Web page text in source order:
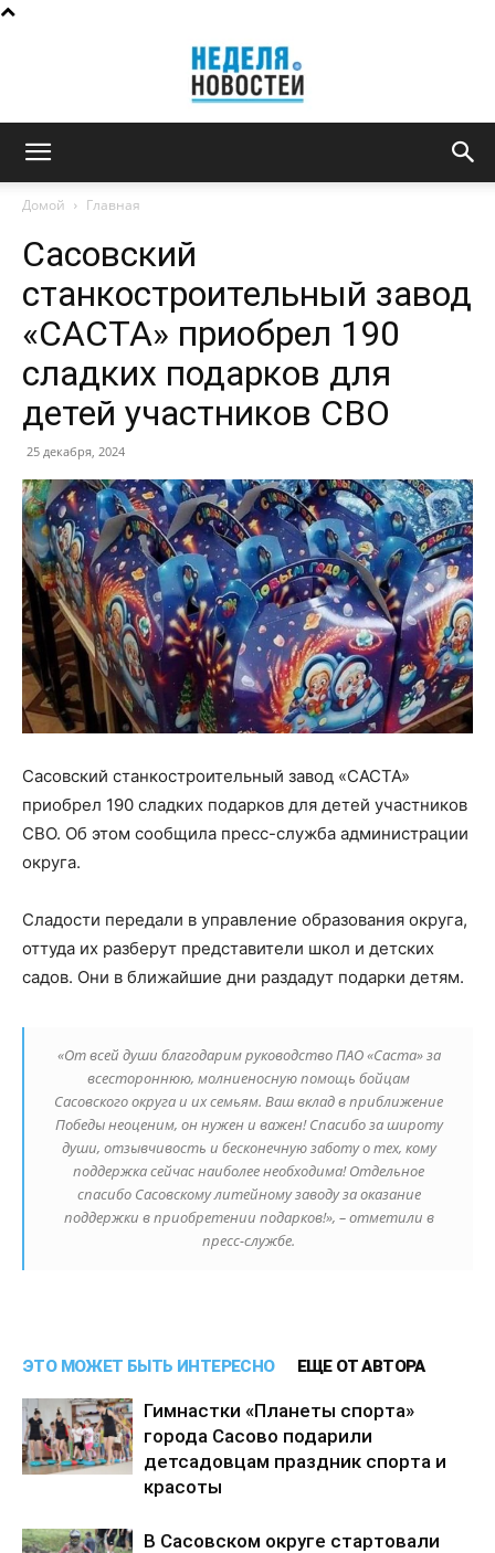
Домой Главная
Сасовский
станкостроительный завод
«САСТА» приобрел 190
сладких подарков для
детей участников СВО
25 декабря, 2024
Сасовский станкостроительный завод «САСТА»
приобрел 190 сладких подарков для детей участников
СВО. Об этом сообщила пресс-служба администрации
округа.
Сладости передали в управление образования округа,
оттуда их разберут представители школ и детских
садов. Они в ближайшие дни раздадут подарки детям.
«От всей души благодарим руководство ПАО «Саста» за
всестороннюю, молниеносную помощь бойцам
Сасовского округа и их семьям. Ваш вклад в приближение
Победы неоценим, он нужен и важен! Спасибо за широту
души, отзывчивость и бесконечную заботу о тех, кому
поддержка сейчас наиболее необходима! Отдельное
спасибо Сасовскому литейному заводу за оказание
поддержки в приобретении подарков!», – отметили в
пресс-службе.
ЭТО МОЖЕТ БЫТЬ ИНТЕРЕСНО ЕЩЕ ОТ АВТОРА
Гимнастки «Планеты спорта»
города Сасово подарили
детсадовцам праздник спорта и
красоты
В Сасовском округе стартовали